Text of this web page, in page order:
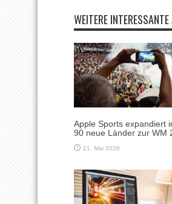
WEITERE
Apple Sports expandiert
90 neue Länder zur WM
21. Mai 2026